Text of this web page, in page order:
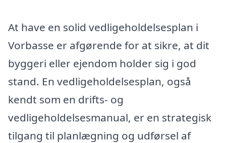
At have en solid vedligeholdelsesplan i
Vorbasse er afgørende for at sikre, at dit
byggeri eller ejendom holder sig i god
stand. En vedligeholdelsesplan, også
kendt som en drifts- og
vedligeholdelsesmanual, er en strategisk
tilgang til planlægning og udførsel af